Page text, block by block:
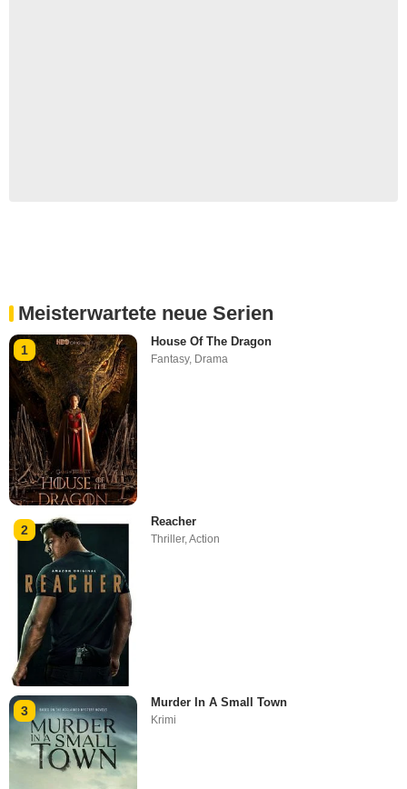
Meisterwartete neue Serien
1
House Of The Dragon
Fantasy, Drama
2
Reacher
Thriller,Action
3
Murder In A Small Town
Krimi